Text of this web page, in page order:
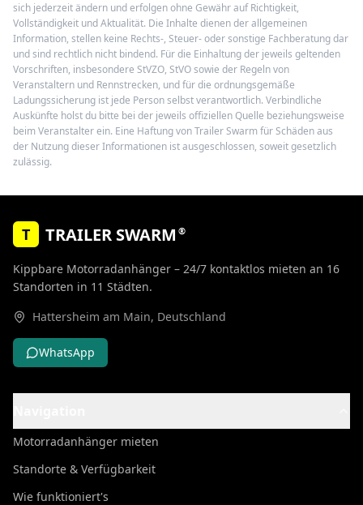
sich jederzeit ändern und erfolgen ohne Gewähr auf Richtigkeit,
Vollständigkeit und Aktualität. Die Inhalte dienen der allgemeinen
Information, stellen keine Rechts-, Steuer- oder sonstige Fachberatung dar
und sind rechtlich nicht bindend. Für die Einhaltung der jeweils geltenden
Vorschriften, insbesondere StVZO, StVO sowie der Regeln von
Veranstaltern und Rennstrecken, und für die ordnungsgemäße
Ladungssicherung ist jede Person selbst verantwortlich. Verbindliche
Auskünfte holst du bitte bei der jeweils offiziellen Quelle beziehungsweise
beim Veranstalter ein. Eine Haftung von Trailer Swarm für Schäden aus
der Nutzung dieser Informationen ist ausgeschlossen, soweit gesetzlich
zulässig.
T TRAILER SWARM ®
Kippbare Motorradanhänger – 24/7 kontaktlos mieten an 16
Standorten in 11 Städten.
Hattersheim am Main, Deutschland
WhatsApp
Motorradanhänger mieten
Standorte & Verfügbarkeit
Wie funktioniert's